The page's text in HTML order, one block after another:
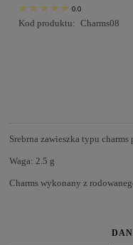
0.0
Kod produktu: Charms08
Srebrna zawieszka typu charms
Waga: 2.5 g
Charms wykonany z